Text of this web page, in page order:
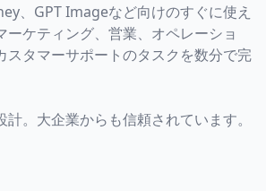
、GPT Imageなど向けのすぐに使え
ーケティング、営業、オペレーショ
スタマーサポートのタスクを数分で完
。大企業からも信頼されています。